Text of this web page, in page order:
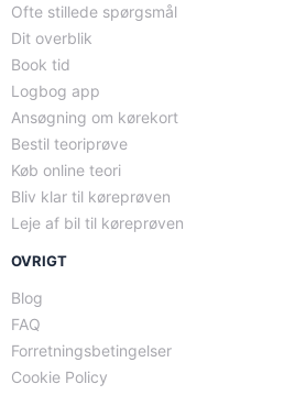
Ofte stillede spørgsmål
Dit overblik
Book tid
Logbog app
Ansøgning om kørekort
Bestil teoriprøve
Køb online teori
Bliv klar til køreprøven
Leje af bil til køreprøven
OVRIGT
Blog
FAQ
Forretningsbetingelser
Cookie Policy